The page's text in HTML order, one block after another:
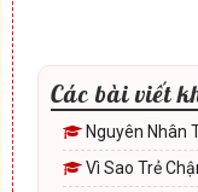
Các bài viết
Nguyên Nhân
Vì Sao Trẻ